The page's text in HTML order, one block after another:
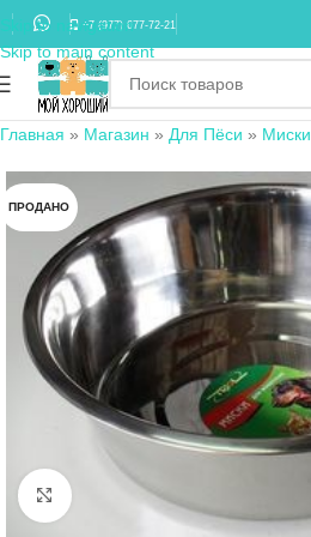
Skip to navigation
Skip to main content
+7 (977) 677-72-21
Главная » Магазин » Для Пёси » Миски
ПРОДАНО
Нажмите, чтобы увеличить